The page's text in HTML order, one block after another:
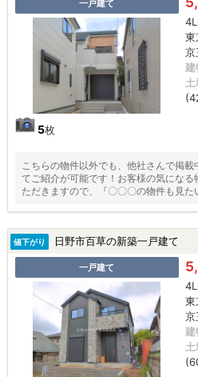
一戸建て
5枚
東
京
建
こちらの物件以外でも、他社さんで掲
てご紹介が可能です！お客様の気にな
ただきますので、『〇〇〇の物件も見た
値下がり 日野市百草の新築一戸建て
一戸建て
東
京
建